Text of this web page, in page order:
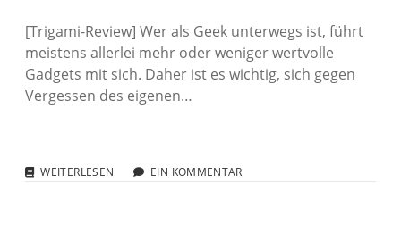
[Trigami-Review] Wer als Geek unterwegs ist, führt
meistens allerlei mehr oder weniger wertvolle
Gadgets mit sich. Daher ist es wichtig, sich gegen
Vergessen des eigenen…
WEITERLESEN PRODUKTVORSTELLUNG:
EIN KOMMENTAR